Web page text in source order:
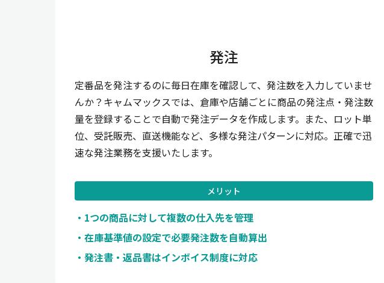
発注
定番品を発注するのに毎日在庫を確認して、発注数を入力していませ
んか？キャムマックスでは、倉庫や店舗ごとに商品の発注点・発注数
量を登録することで自動で発注データを作成します。また、ロット単
位、受託販売、直送機能など、多様な発注パターンに対応。正確で迅
速な発注業務を支援いたします。
メリット
1つの商品に対して複数の仕入先を管理
在庫基準値の設定で必要発注数を自動算出
発注書・返品書はインボイス制度に対応